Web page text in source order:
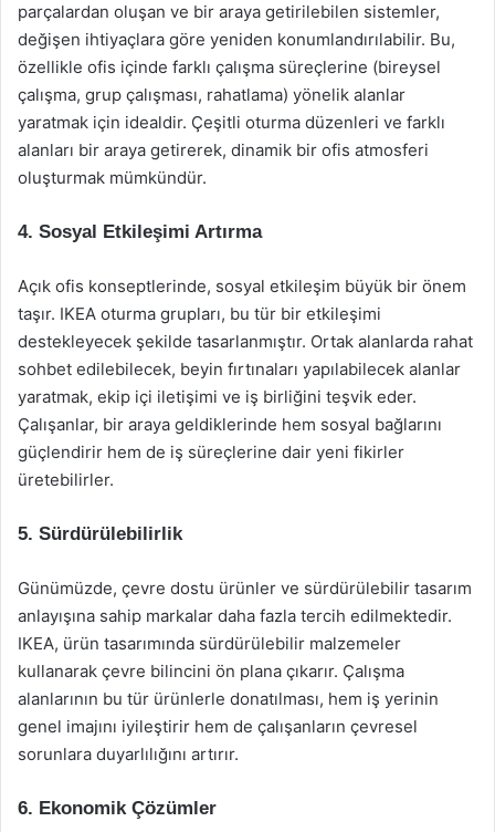
parçalardan oluşan ve bir araya getirilebilen sistemler,
değişen ihtiyaçlara göre yeniden konumlandırılabilir. Bu,
özellikle ofis içinde farklı çalışma süreçlerine (bireysel
çalışma, grup çalışması, rahatlama) yönelik alanlar
yaratmak için idealdir. Çeşitli oturma düzenleri ve farklı
alanları bir araya getirerek, dinamik bir ofis atmosferi
oluşturmak mümkündür.
4. Sosyal Etkileşimi Artırma
Açık ofis konseptlerinde, sosyal etkileşim büyük bir önem
taşır. IKEA oturma grupları, bu tür bir etkileşimi
destekleyecek şekilde tasarlanmıştır. Ortak alanlarda rahat
sohbet edilebilecek, beyin fırtınaları yapılabilecek alanlar
yaratmak, ekip içi iletişimi ve iş birliğini teşvik eder.
Çalışanlar, bir araya geldiklerinde hem sosyal bağlarını
güçlendirir hem de iş süreçlerine dair yeni fikirler
üretebilirler.
5. Sürdürülebilirlik
Günümüzde, çevre dostu ürünler ve sürdürülebilir tasarım
anlayışına sahip markalar daha fazla tercih edilmektedir.
IKEA, ürün tasarımında sürdürülebilir malzemeler
kullanarak çevre bilincini ön plana çıkarır. Çalışma
alanlarının bu tür ürünlerle donatılması, hem iş yerinin
genel imajını iyileştirir hem de çalışanların çevresel
sorunlara duyarlılığını artırır.
6. Ekonomik Çözümler